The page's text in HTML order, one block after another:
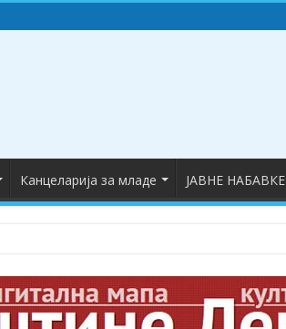
Канцеларија за младе ЈАВНЕ НАБАВКЕ